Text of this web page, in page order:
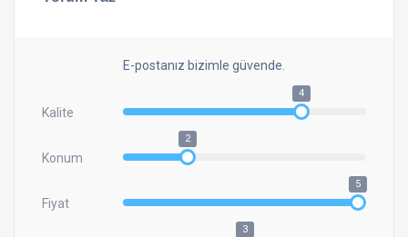
E-postanız bizimle güvende.
Kalite
4
Konum
2
Fiyat
5
3